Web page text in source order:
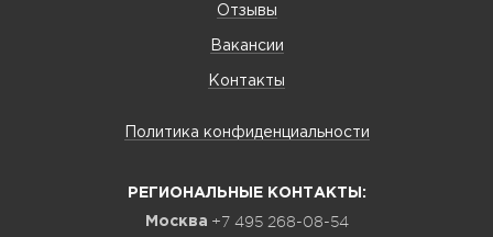
Отзывы
Вакансии
Контакты
Политика конфиденциальности
РЕГИОНАЛЬНЫЕ КОНТАКТЫ:
Москва +7 495 268-08-54